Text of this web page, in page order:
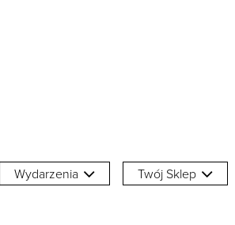
Wydarzenia Twój Sklep